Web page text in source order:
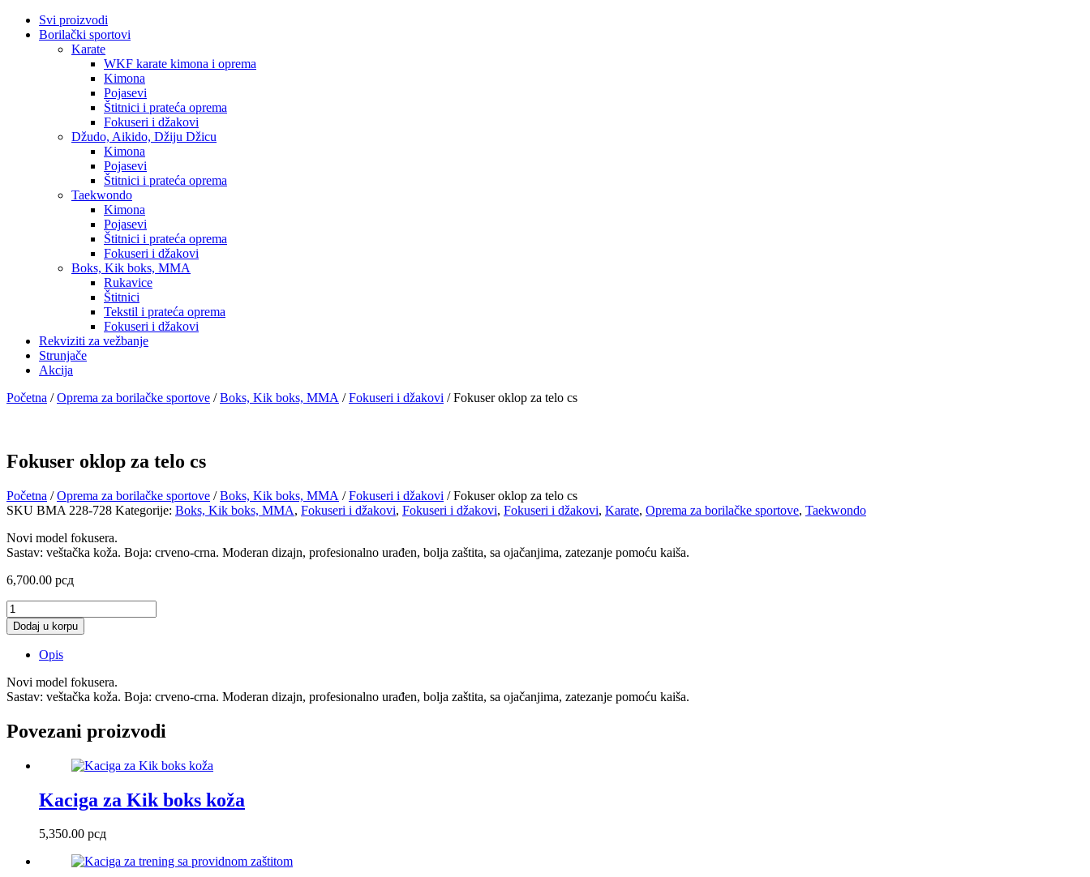
Svi proizvodi
Borilački sportovi
Karate
WKF karate kimona i oprema
Kimona
Pojasevi
Štitnici i prateća oprema
Fokuseri i džakovi
Džudo, Aikido, Džiju Džicu
Kimona
Pojasevi
Štitnici i prateća oprema
Taekwondo
Kimona
Pojasevi
Štitnici i prateća oprema
Fokuseri i džakovi
Boks, Kik boks, MMA
Rukavice
Štitnici
Tekstil i prateća oprema
Fokuseri i džakovi
Rekviziti za vežbanje
Strunjače
Akcija
Početna /Oprema za borilačke sportove /Boks, Kik boks, MMA /Fokuseri i džakovi / Fokuser oklop za telo cs
Fokuser oklop za telo cs
Početna /Oprema za borilačke sportove /Boks, Kik boks, MMA /Fokuseri i džakovi / Fokuser oklop za telo cs
SKU BMA 228-728 Kategorije: Boks, Kik boks, MMA, Fokuseri i džakovi, Fokuseri i džakovi, Fokuseri i džakovi, Karate, Oprema za borilačke sportove, Taekwondo
Novi model fokusera.
Sastav: veštačka koža. Boja: crveno-crna. Moderan dizajn, profesionalno urađen, bolja zaštita, sa ojačanjima, zatezanje pomoću kaiša.
6,700.00 рсд
Fokuser
oklop
za
količina
Dodaj u korpu
Opis
Novi model fokusera.
Sastav: veštačka koža. Boja: crveno-crna. Moderan dizajn, profesionalno urađen, bolja zaštita, sa ojačanjima, zatezanje pomoću kaiša.
Povezani proizvodi
Kaciga za Kik boks koža
5,350.00 рсд